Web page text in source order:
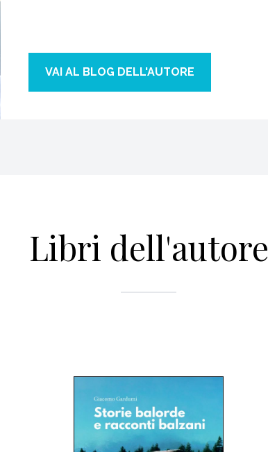
VAI AL BLOG DELL'AUTORE
Libri dell'autore